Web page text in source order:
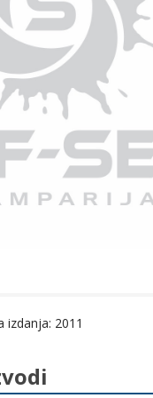
izdanja: 2011